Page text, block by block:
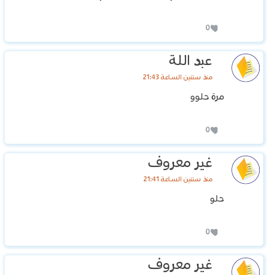
0
عبد اللة
منذ سنتين الساعة 21:43
مرة حلوو
0
غير معروف
منذ سنتين الساعة 21:41
حلو
0
غير معروف